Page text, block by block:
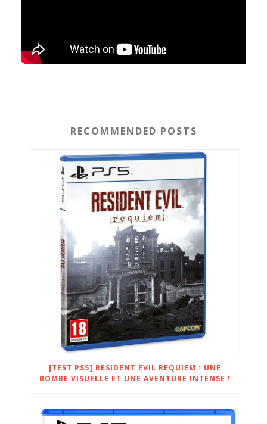
RECOMMENDED POSTS
[TEST PS5] RESIDENT EVIL REQUIEM : UNE
BOMBE VISUELLE ET UNE AVENTURE INTENSE !